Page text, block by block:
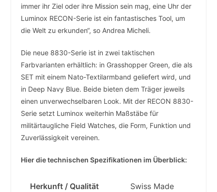
immer ihr Ziel oder ihre Mission sein mag, eine Uhr der
Luminox RECON-Serie ist ein fantastisches Tool, um
die Welt zu erkunden“, so Andrea Micheli.
Die neue 8830-Serie ist in zwei taktischen
Farbvarianten erhältlich: in Grasshopper Green, die als
SET mit einem Nato-Textilarmband geliefert wird, und
in Deep Navy Blue. Beide bieten dem Träger jeweils
einen unverwechselbaren Look. Mit der RECON 8830-
Serie setzt Luminox weiterhin Maßstäbe für
militärtaugliche Field Watches, die Form, Funktion und
Zuverlässigkeit vereinen.
Hier die technischen Spezifikationen im Überblick:
Herkunft / Qualität Swiss Made